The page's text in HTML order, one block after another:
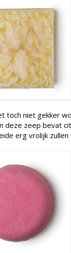
toch niet gekker
deze zeep bevat
erg vrolijk